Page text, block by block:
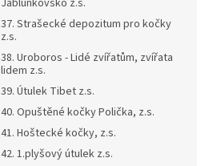
Jablunkovsko z.s.
37. Strašecké depozitum pro kočky
z.s.
38. Uroboros - Lidé zvířatům, zvířata
lidem z.s.
39. Útulek Tibet z.s.
40. Opuštěné kočky Polička, z.s.
41. Hoštecké kočky, z.s.
42. 1.plyšový útulek z.s.